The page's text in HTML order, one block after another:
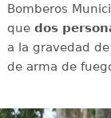
Bomberos
que dos
a la gravedad
de arma de